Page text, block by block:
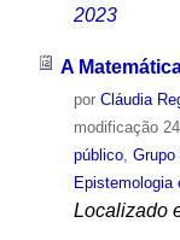
2023
A
por Cláudia
modificação
público, Grupo
Epistemologia
Localizado